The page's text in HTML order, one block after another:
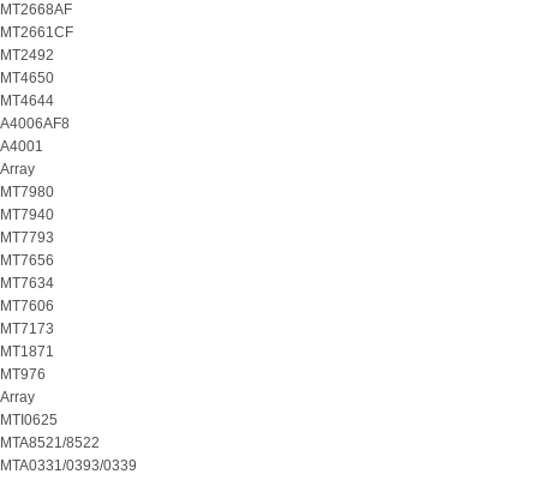
MT2668AF
MT2661CF
MT2492
MT4650
MT4644
A4006AF8
A4001
Array
MT7980
MT7940
MT7793
MT7656
MT7634
MT7606
MT7173
MT1871
MT976
Array
MTI0625
MTA8521/8522
MTA0331/0393/0339